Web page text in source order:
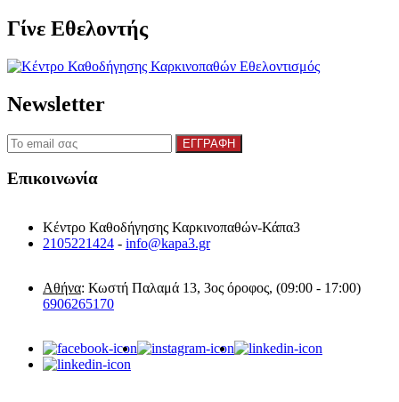
Γίνε Εθελοντής
Newsletter
Επικοινωνία
Κέντρο Καθοδήγησης Καρκινοπαθών-Κάπα3
2105221424 - info@kapa3.gr
Αθήνα: Κωστή Παλαμά 13, 3ος όροφος, (09:00 - 17:00)
6906265170